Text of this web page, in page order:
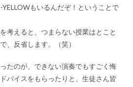
もいるんだぞ！ということで
考えると、つまらない授業はとこと
、反省します。（笑）
たのが、できない演奏でもすごく悔
バイスをもらったりと、生徒さん皆